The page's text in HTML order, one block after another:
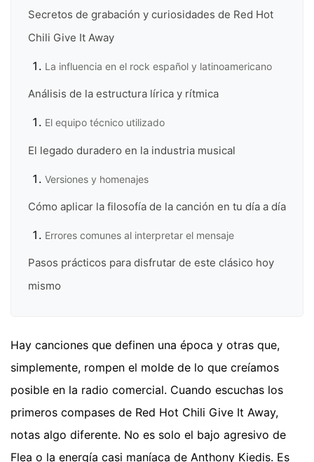
Secretos de grabación y curiosidades de Red Hot
Chili Give It Away
La influencia en el rock español y latinoamericano
Análisis de la estructura lírica y rítmica
El equipo técnico utilizado
El legado duradero en la industria musical
Versiones y homenajes
Cómo aplicar la filosofía de la canción en tu día a día
Errores comunes al interpretar el mensaje
Pasos prácticos para disfrutar de este clásico hoy
mismo
Hay canciones que definen una época y otras que,
simplemente, rompen el molde de lo que creíamos
posible en la radio comercial. Cuando escuchas los
primeros compases de Red Hot Chili Give It Away,
notas algo diferente. No es solo el bajo agresivo de
Flea o la energía casi maníaca de Anthony Kiedis. Es